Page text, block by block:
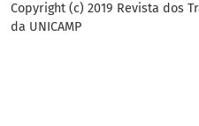
Copyright (c) 2019 Revista dos
da UNICAMP